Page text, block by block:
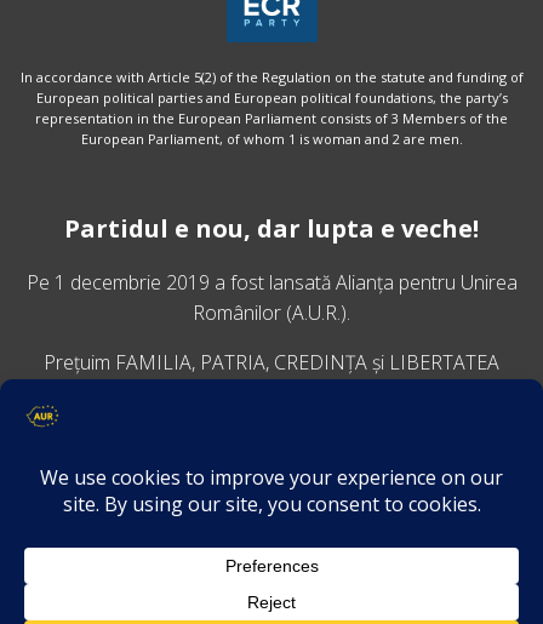
In accordance with Article 5(2) of the Regulation on the statute and funding of
European political parties and European political foundations, the party’s
representation in the European Parliament consists of 3 Members of the
European Parliament, of whom 1 is woman and 2 are men.
Partidul e nou, dar lupta e veche!
Pe 1 decembrie 2019 a fost lansatăAlianța pentru Unirea
Românilor (A.U.R.).
Prețuim FAMILIA, PATRIA, CREDINȚA și LIBERTATEA
VINO ALĂTURI DE NOI
Descarcă aplicația Platforma AUR
Termeni și condiții de confidențialitate